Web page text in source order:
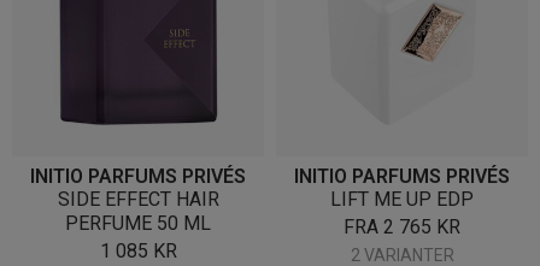
INITIO PARFUMS PRIVÉS
SIDE EFFECT HAIR
PERFUME 50 ML
1 085 KR
INITIO PARFUMS PRIVÉS
LIFT ME UP EDP
FRA 2 765 KR
2 VARIANTER